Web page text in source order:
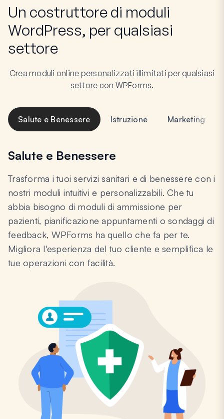
Un costruttore di moduli
WordPress, per qualsiasi
settore
Crea moduli online personalizzati illimitati per qualsiasi
settore con WPForms.
Salute e Benessere Istruzione Marketing
Salute e Benessere
Trasforma i tuoi servizi sanitari e di benessere con i
nostri moduli intuitivi e personalizzabili. Che tu
abbia bisogno di moduli di ammissione per
pazienti, pianificazione appuntamenti o sondaggi di
feedback, WPForms ha quello che fa per te.
Migliora l'esperienza del tuo cliente e semplifica le
tue operazioni con facilità.